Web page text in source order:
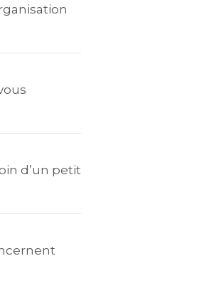
d’un petit